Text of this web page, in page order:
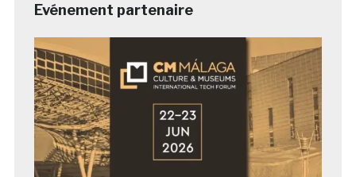
Evénement partenaire